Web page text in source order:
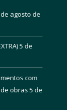
agosto de
5 de
com
obras 5 de